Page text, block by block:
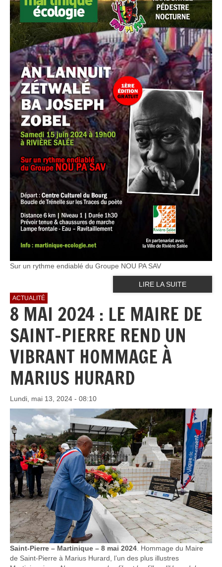
Sur un rythme endiablé du Groupe NOU PA SAV
LIRE LA SUITE
ACTUALITÉ
8 MAI 2024 : LE MAIRE DE
SAINT-PIERRE REND UN
VIBRANT HOMMAGE À
MARIUS HURARD
Lundi, mai 13, 2024 - 08:10
Saint-Pierre – Martinique – 8 mai 2024 . Hommage du Maire
de Saint-Pierre à Marius Hurard, l’un des plus illustres